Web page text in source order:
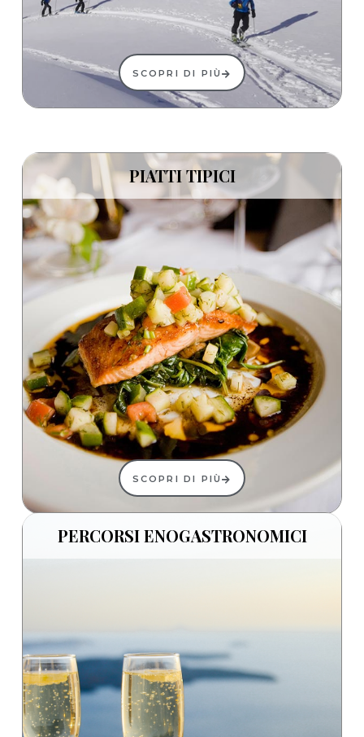
SCOPRI DI PIÙ
PIATTI TIPICI
SCOPRI DI PIÙ
PERCORSI ENOGASTRONOMICI